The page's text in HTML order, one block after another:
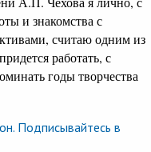
и знакомства с
считаю одним из
работать, с
годы творчества
Подписывайтесь в